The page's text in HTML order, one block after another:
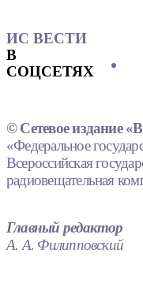
ИС ВЕСТИ
В
СОЦСЕТЯХ
© Сетевое издание
«Федеральное
Всероссийская
радиовещательная
Главный редактор
А. А. Филипповский